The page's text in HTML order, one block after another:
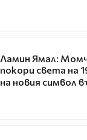
Ламин Ямал:
покори света на
на новия символ